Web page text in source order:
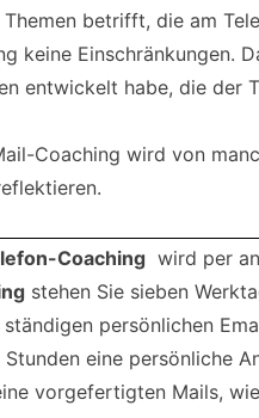
Themen betrifft, die am
keine Einschränkungen.
entwickelt habe, die der
Coaching wird von
Coachingwird per
stehen Sie sieben
ständigen persönlichen
eine persönliche
vorgefertigten Mails,